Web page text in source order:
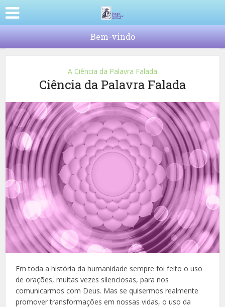
Bem-vindo
A Ciência da Palavra Falada
Ciência da Palavra Falada
Em toda a história da humanidade sempre foi feito o uso
de orações, muitas vezes silenciosas, para nos
comunicarmos com Deus. Mas se quisermos realmente
promover transformações em nossas vidas, o uso da